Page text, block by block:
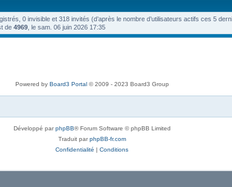
a
g
i
e
m
0 invisible et 318 invités (d’après le nombre d’utilisateurs actifs ces 5
de 4969 , le sam. 06 juin 2026 17:35
Powered by Board3 Portal© 2009 - 2023 Board3 Group
Développé parphpBB® Forum Software © phpBB Limited
Traduit parphpBB-fr.com
Confidentialité | Conditions